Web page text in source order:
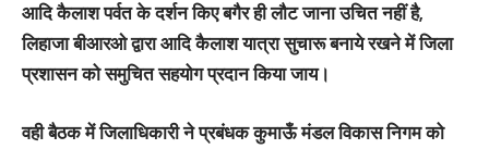
आदि कैलाश पर्वत के दर्शन किए बगैर ही लौट जाना उचित नहीं है,
लिहाजा बीआरओ द्वारा आदि कैलाश यात्रा सुचारू बनाये रखने में जिला
प्रशासन को समुचित सहयोग प्रदान किया जाय।
वही बैठक में जिलाधिकारी ने प्रबंधक कुमाऊँ मंडल विकास निगम को